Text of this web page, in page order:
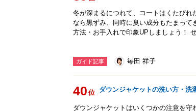
冬が深まるにつれて、コートはくたび
なら黒ずみ、同時に臭い成分もたまっ
方法・お手入れで印象UPしましょう！
ガイド記事 毎田 祥子
40 位 ダウンジャケットの洗い方・洗
ダウンジャケットはいくつかの注意を